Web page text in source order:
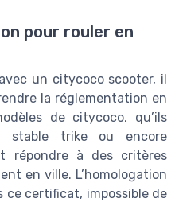
pour rouler en
un citycoco scooter, il
la réglementation en
de citycoco, qu’ils
stable trike ou encore
répondre à des critères
en ville. L’homologation
ce certificat, impossible de